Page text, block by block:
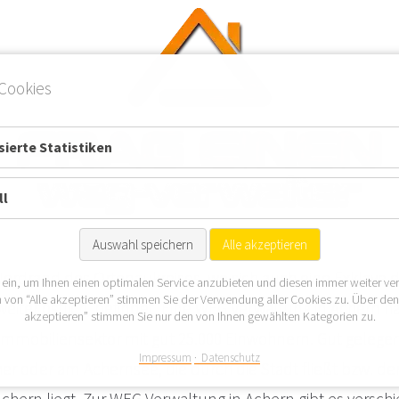
des Ortenaukreises, wo sich auch eine Exklave
östlich, befindet. Eine WEG Verwaltung in Achern
oder am Achernsee, die durch die Stadt fließt bzw.
Statistiken
Auswahl speichern Alle akzeptieren
um Ihnen einen optimalen Service anzubieten und diesen immer weiter
“Alle akzeptieren” stimmen Sie der Verwendung aller Cookies zu. Über
akzeptieren” stimmen Sie nur den von Ihnen gewählten Kategorien zu.
Impressum Datenschutz